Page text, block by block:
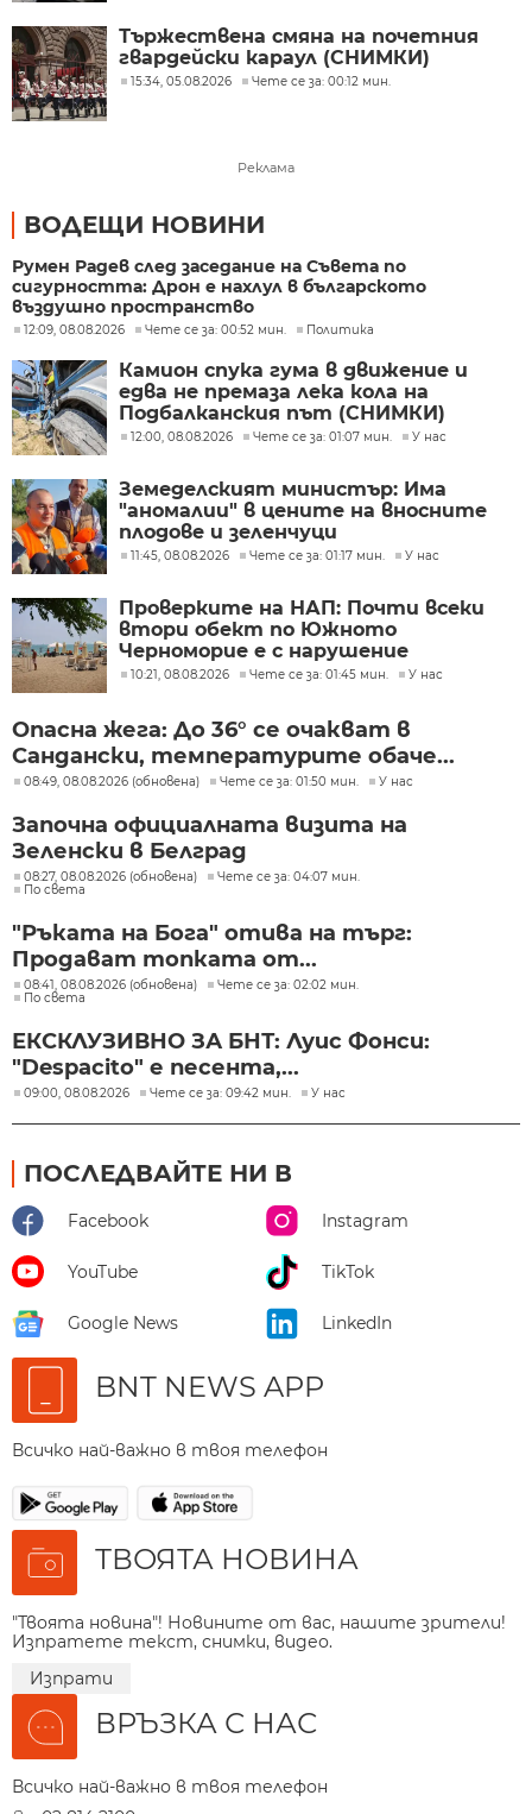
Тържествена смяна на почетния
гвардейски караул (СНИМКИ)
15:34, 05.08.2026 Чете се за: 00:12 мин.
Реклама
ВОДЕЩИ НОВИНИ
Румен Радев след заседание на Съвета по
сигурността: Дрон е нахлул в българското
въздушно пространство
12:09, 08.08.2026 Чете се за: 00:52 мин. Политика
Камион спука гума в движение и
едва не премаза лека кола на
Подбалканския път (СНИМКИ)
12:00, 08.08.2026 Чете се за: 01:07 мин. У нас
Земеделският министър: Има
"аномалии" в цените на вносните
плодове и зеленчуци
11:45, 08.08.2026 Чете се за: 01:17 мин. У нас
Проверките на НАП: Почти всеки
втори обект по Южното
Черноморие е с нарушение
10:21, 08.08.2026 Чете се за: 01:45 мин. У нас
Опасна жега: До 36° се очакват в
Сандански, температурите обаче...
08:49, 08.08.2026 (обновена) Чете се за: 01:50 мин. У нас
Започна официалната визита на
Зеленски в Белград
08:27, 08.08.2026 (обновена)
Чете се за: 04:07 мин.
По света
"Ръката на Бога" отива на търг:
Продават топката от...
08:41, 08.08.2026 (обновена)
Чете се за: 02:02 мин.
По света
ЕКСКЛУЗИВНО ЗА БНТ: Луис Фонси:
"Despacito" е песента,...
09:00, 08.08.2026 Чете се за: 09:42 мин. У нас
ПОСЛЕДВАЙТЕ НИ В
Facebook Instagram
YouTube TikTok
Google News LinkedIn
BNT NEWS APP
Всичко най-важно в твоя телефон
ТВОЯТА НОВИНА
"Твоята новина"! Новините от вас, нашите зрители!
Изпратете текст, снимки, видео.
Изпрати
ВРЪЗКА С НАС
Всичко най-важно в твоя телефон